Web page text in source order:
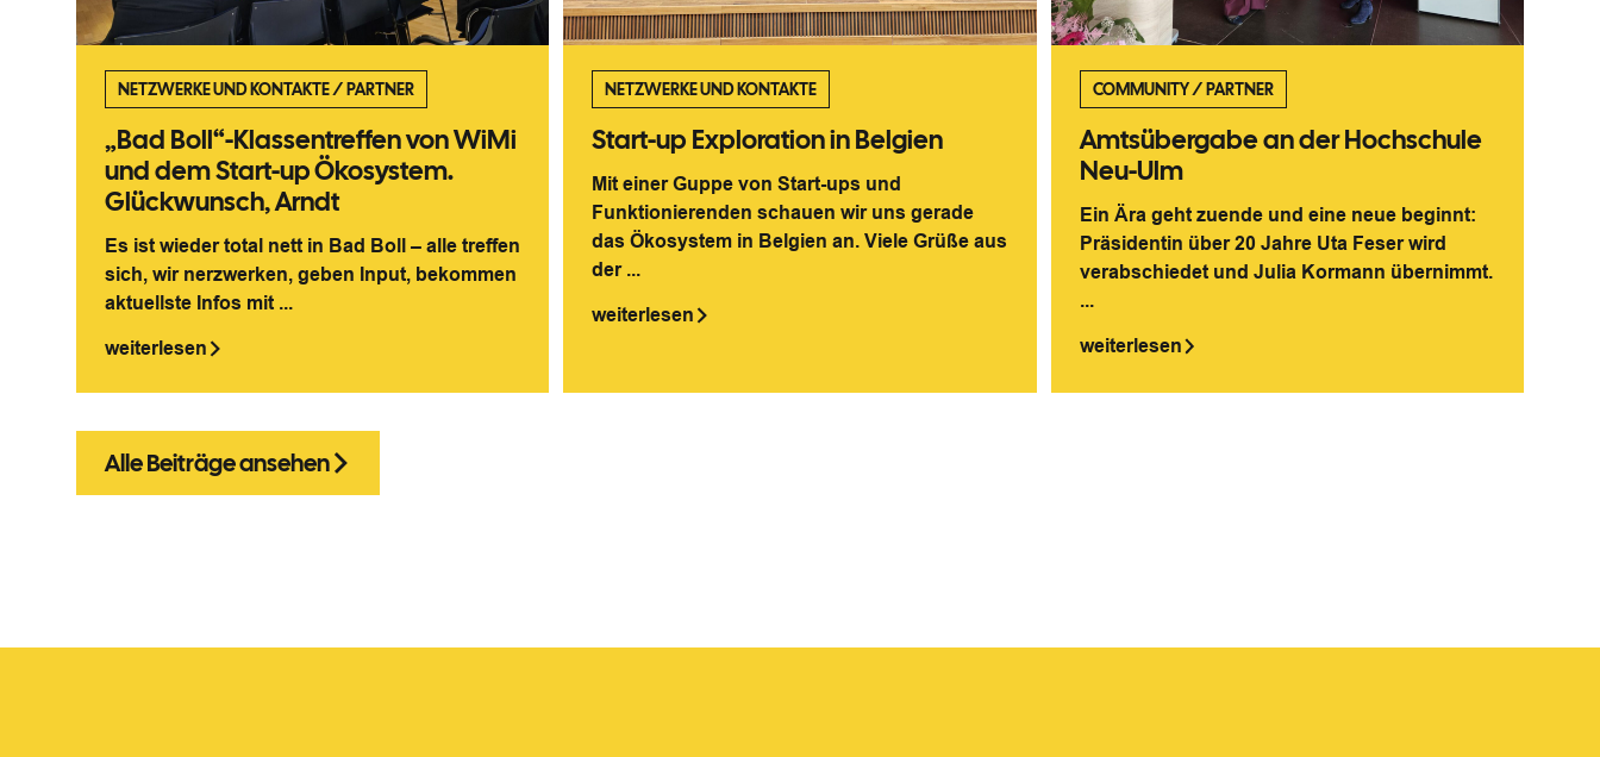
NETZWERKE UND KONTAKTE/PARTNER
„Bad Boll“-Klassentreffen von WiMi
und dem Start-up Ökosystem.
Glückwunsch, Arndt
Es ist wieder total nett in Bad Boll – alle treffen
sich, wir nerzwerken, geben Input, bekommen
aktuellste Infos mit ...
weiterlesen
NETZWERKE UND KONTAKTE
Start-up Exploration in Belgien
Mit einer Guppe von Start-ups und
Funktionierenden schauen wir uns gerade
das Ökosystem in Belgien an. Viele Grüße aus
der ...
weiterlesen
COMMUNITY/PARTNER
Amtsübergabe an der Hochschule
Neu-Ulm
Ein Ära geht zuende und eine neue beginnt:
Präsidentin über 20 Jahre Uta Feser wird
verabschiedet und Julia Kormann übernimmt.
...
weiterlesen
Alle Beiträge ansehen